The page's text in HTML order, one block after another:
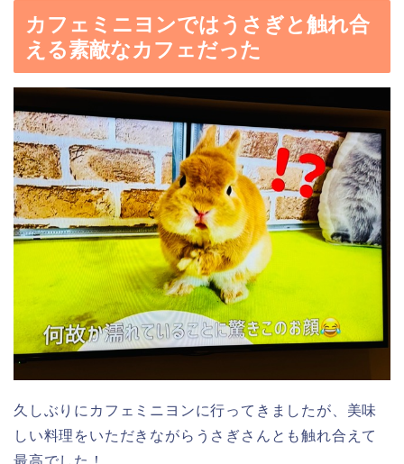
カフェミニヨンではうさぎと触れ合
える素敵なカフェだった
久しぶりにカフェミニヨンに行ってきましたが、美味
しい料理をいただきながらうさぎさんとも触れ合えて
最高でした！